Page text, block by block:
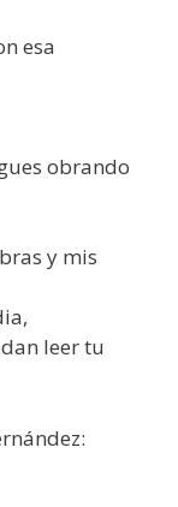
esa
obrando
y mis
leer tu